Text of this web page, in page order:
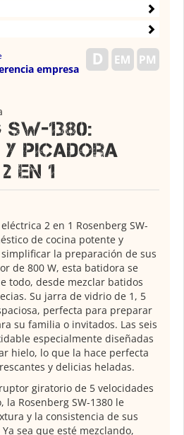
empresa
1380:
Picadora
en 1
2 en 1 Rosenberg SW-
de cocina potente y
la preparación de sus
de 800 W, esta batidora se
todo, desde mezclar batidos
Su jarra de vidrio de 1, 5
perfecta para preparar
su familia o invitados. Las seis
especialmente diseñadas
hielo, lo que la hace perfecta
y delicias heladas.
giratorio de 5 velocidades
Rosenberg SW-1380 le
y la consistencia de sus
sea que esté mezclando,